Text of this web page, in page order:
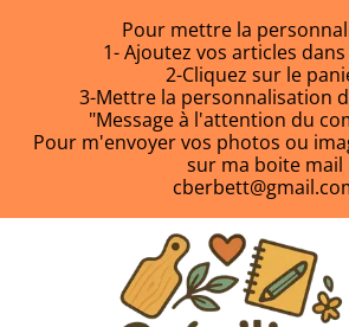
Pour mettre la
1- Ajoutez vos articles
2-Cliquez sur le
3-Mettre la personnalisation
"Message à l'attention du
Pour m'envoyer vos photos ou
sur ma boite mail